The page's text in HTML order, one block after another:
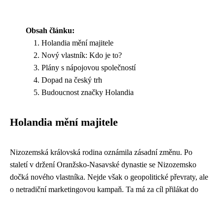
Obsah článku:
Holandia mění majitele
Nový vlastník: Kdo je to?
Plány s nápojovou společností
Dopad na český trh
Budoucnost značky Holandia
Holandia mění majitele
Nizozemská královská rodina oznámila zásadní změnu. Po
staletí v držení Oranžsko-Nasavské dynastie se Nizozemsko
dočká nového vlastníka. Nejde však o geopolitické převraty, ale
o netradiční marketingovou kampaň. Ta má za cíl přilákat do